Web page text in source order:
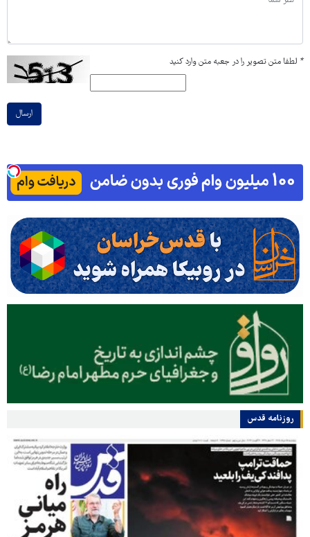
* لطفا متن تصویر را در جعبه متن وارد کنید
ارسال
روزنامه قدس